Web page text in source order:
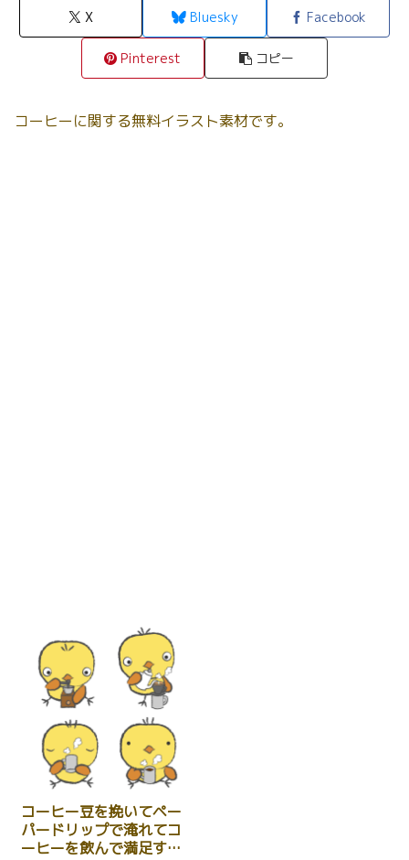
X Bluesky Facebook
Pinterest コピー
コーヒーに関する無料イラスト素材です。
コーヒー豆を挽いてペー
パードリップで淹れてコ
ーヒーを飲んで満足する